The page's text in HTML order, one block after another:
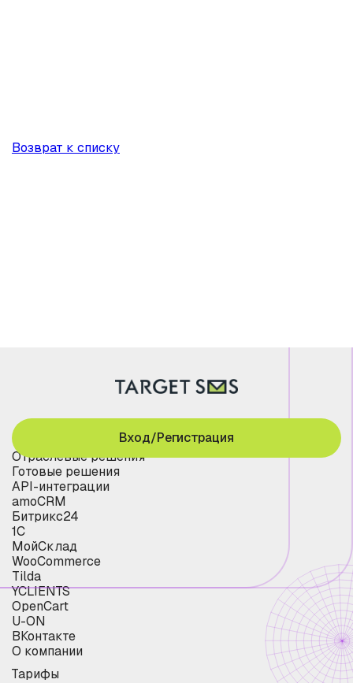
Возврат к списку
Отраслевые решения
Готовые решения
API-интеграции
amoCRM
Битрикс24
1С
МойСклад
WooCommerce
Tilda
YCLIENTS
OpenCart
U-ON
ВКонтакте
О компании
Тарифы
Вход/Регистрация